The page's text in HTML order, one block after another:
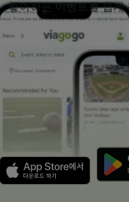
좋아하는 이벤트를 쉽게